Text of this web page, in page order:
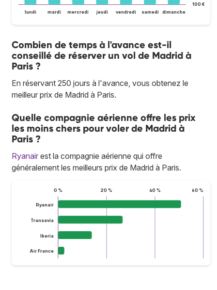
100 €
lundi mardi mercredi jeudi vendredi samedi dimanche
Combien de temps à l'avance est-il
conseillé de réserver un vol de Madrid à
Paris ?
En réservant 250 jours à l'avance, vous obtenez le
meilleur prix de Madrid à Paris.
Quelle compagnie aérienne offre les prix
les moins chers pour voler de Madrid à
Paris ?
Ryanair est la compagnie aérienne qui offre
généralement les meilleurs prix de Madrid à Paris.
0 % 20 % 40 % 60 %
Ryanair
Transavia
Iberia
Air France